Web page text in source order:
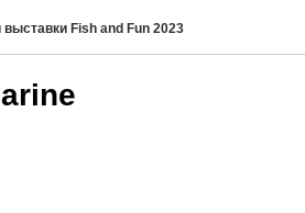
выставки Fish and Fun 2023